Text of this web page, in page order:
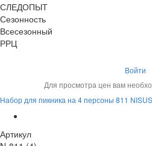
СЛЕДОПЫТ
Сезонность
Всесезонный
РРЦ
Войти
Для просмотра цен вам
Набор для пикника на 4 персоны 811 NISUS
Артикул